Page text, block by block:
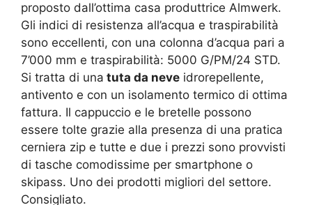
proposto dall’ottima casa produttrice Almwerk.
Gli indici di resistenza all’acqua e traspirabilità
sono eccellenti, con una colonna d’acqua pari a
7’000 mm e traspirabilità: 5000 G/PM/24 STD.
Si tratta di una tuta da neve idrorepellente,
antivento e con un isolamento termico di ottima
fattura. Il cappuccio e le bretelle possono
essere tolte grazie alla presenza di una pratica
cerniera zip e tutte e due i prezzi sono provvisti
di tasche comodissime per smartphone o
skipass. Uno dei prodotti migliori del settore.
Consigliato.